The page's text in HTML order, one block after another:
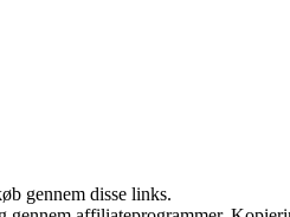
gennem disse links.